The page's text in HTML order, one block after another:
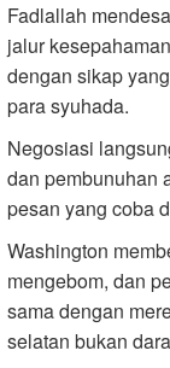
Fadlallah
jalur
dengan sikap
para syuhada.
Negosiasi
dan pembunuhan
pesan yang coba
Washington
mengebom, dan
sama dengan
selatan bukan